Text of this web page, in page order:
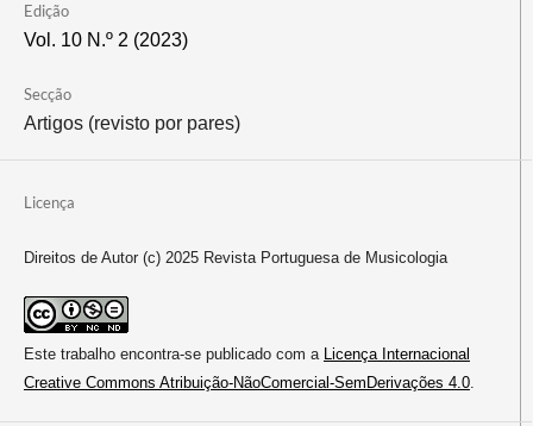
Edição
Vol. 10 N.º 2 (2023)
Secção
Artigos (revisto por pares)
Licença
Direitos de Autor (c) 2025 Revista Portuguesa de Musicologia
Este trabalho encontra-se publicado com a Licença Internacional
Creative Commons Atribuição-NãoComercial-SemDerivações 4.0.